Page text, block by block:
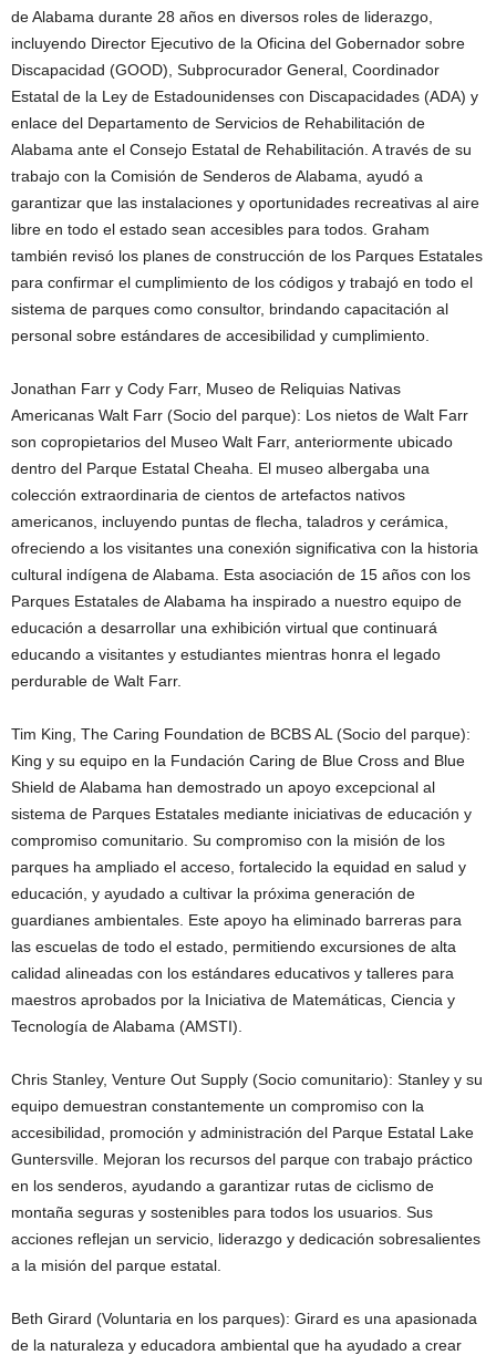
de Alabama durante 28 años en diversos roles de liderazgo,
incluyendo Director Ejecutivo de la Oficina del Gobernador sobre
Discapacidad (GOOD), Subprocurador General, Coordinador
Estatal de la Ley de Estadounidenses con Discapacidades (ADA) y
enlace del Departamento de Servicios de Rehabilitación de
Alabama ante el Consejo Estatal de Rehabilitación. A través de su
trabajo con la Comisión de Senderos de Alabama, ayudó a
garantizar que las instalaciones y oportunidades recreativas al aire
libre en todo el estado sean accesibles para todos. Graham
también revisó los planes de construcción de los Parques Estatales
para confirmar el cumplimiento de los códigos y trabajó en todo el
sistema de parques como consultor, brindando capacitación al
personal sobre estándares de accesibilidad y cumplimiento.
Jonathan Farr y Cody Farr, Museo de Reliquias Nativas
Americanas Walt Farr (Socio del parque): Los nietos de Walt Farr
son copropietarios del Museo Walt Farr, anteriormente ubicado
dentro del Parque Estatal Cheaha. El museo albergaba una
colección extraordinaria de cientos de artefactos nativos
americanos, incluyendo puntas de flecha, taladros y cerámica,
ofreciendo a los visitantes una conexión significativa con la historia
cultural indígena de Alabama. Esta asociación de 15 años con los
Parques Estatales de Alabama ha inspirado a nuestro equipo de
educación a desarrollar una exhibición virtual que continuará
educando a visitantes y estudiantes mientras honra el legado
perdurable de Walt Farr.
Tim King, The Caring Foundation de BCBS AL (Socio del parque):
King y su equipo en la Fundación Caring de Blue Cross and Blue
Shield de Alabama han demostrado un apoyo excepcional al
sistema de Parques Estatales mediante iniciativas de educación y
compromiso comunitario. Su compromiso con la misión de los
parques ha ampliado el acceso, fortalecido la equidad en salud y
educación, y ayudado a cultivar la próxima generación de
guardianes ambientales. Este apoyo ha eliminado barreras para
las escuelas de todo el estado, permitiendo excursiones de alta
calidad alineadas con los estándares educativos y talleres para
maestros aprobados por la Iniciativa de Matemáticas, Ciencia y
Tecnología de Alabama (AMSTI).
Chris Stanley, Venture Out Supply (Socio comunitario): Stanley y su
equipo demuestran constantemente un compromiso con la
accesibilidad, promoción y administración del Parque Estatal Lake
Guntersville. Mejoran los recursos del parque con trabajo práctico
en los senderos, ayudando a garantizar rutas de ciclismo de
montaña seguras y sostenibles para todos los usuarios. Sus
acciones reflejan un servicio, liderazgo y dedicación sobresalientes
a la misión del parque estatal.
Beth Girard (Voluntaria en los parques): Girard es una apasionada
de la naturaleza y educadora ambiental que ha ayudado a crear